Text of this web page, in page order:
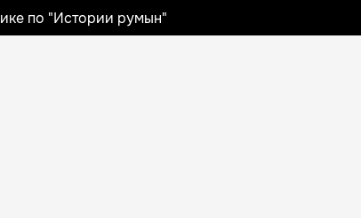
по "Истории румын"